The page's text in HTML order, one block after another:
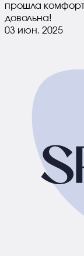
прошла
довольна!
03 июн. 2025